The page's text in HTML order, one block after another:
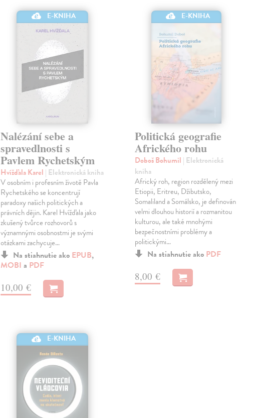
E-KNIHA
Nalézání sebe a
spravedlnosti s
Pavlem Rychetským
Hvížďala Karel | Elektronická kniha
V osobním i profesním životě Pavla
Rychetského se koncentrují
paradoxy našich politických a
právních dějin. Karel Hvížďala jako
zkušený tvůrce rozhovorů s
významnými osobnostmi je svými
otázkami zachycuje…
Na stiahnutie ako EPUB,
MOBI a PDF
10,00 €
E-KNIHA
Politická geografie
Afrického rohu
Doboš Bohumil | Elektronická
kniha
Africký roh, region rozdělený mezi
Etiopii, Eritreu, Džibutsko,
Somaliland a Somálsko, je definován
velmi dlouhou historií a rozmanitou
kulturou, ale také mnohými
bezpečnostními problémy a
politickými…
Na stiahnutie ako PDF
8,00 €
E-KNIHA